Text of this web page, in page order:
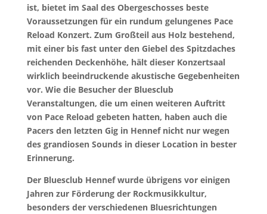
ist, bietet im Saal des Obergeschosses beste
Voraussetzungen für ein rundum gelungenes Pace
Reload Konzert. Zum Großteil aus Holz bestehend,
mit einer bis fast unter den Giebel des Spitzdaches
reichenden Deckenhöhe, hält dieser Konzertsaal
wirklich beeindruckende akustische Gegebenheiten
vor. Wie die Besucher der Bluesclub
Veranstaltungen, die um einen weiteren Auftritt
von Pace Reload gebeten hatten, haben auch die
Pacers den letzten Gig in Hennef nicht nur wegen
des grandiosen Sounds in dieser Location in bester
Erinnerung.
Der Bluesclub Hennef wurde übrigens vor einigen
Jahren zur Förderung der Rockmusikkultur,
besonders der verschiedenen Bluesrichtungen